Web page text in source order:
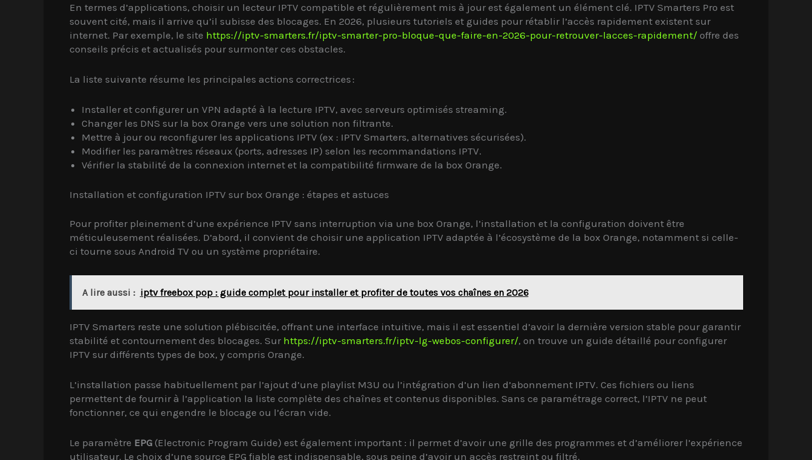
En termes d’applications, choisir un lecteur IPTV compatible et régulièrement mis à jour est également un élément clé. IPTV Smarters Pro est
souvent cité, mais il arrive qu’il subisse des blocages. En 2026, plusieurs tutoriels et guides pour rétablir l’accès rapidement existent sur
internet. Par exemple, le site https://iptv-smarters.fr/iptv-smarter-pro-bloque-que-faire-en-2026-pour-retrouver-lacces-rapidement/offre des
conseils précis et actualisés pour surmonter ces obstacles.
La liste suivante résume les principales actions correctrices :
Installer et configurer un VPN adapté à la lecture IPTV, avec serveurs optimisés streaming.
Changer les DNS sur la box Orange vers une solution non filtrante.
Mettre à jour ou reconfigurer les applications IPTV (ex : IPTV Smarters, alternatives sécurisées).
Modifier les paramètres réseaux (ports, adresses IP) selon les recommandations IPTV.
Vérifier la stabilité de la connexion internet et la compatibilité firmware de la box Orange.
Installation et configuration IPTV sur box Orange : étapes et astuces
Pour profiter pleinement d’une expérience IPTV sans interruption via une box Orange, l’installation et la configuration doivent être
méticuleusement réalisées. D’abord, il convient de choisir une application IPTV adaptée à l’écosystème de la box Orange, notamment si celle-
ci tourne sous Android TV ou un système propriétaire.
A lire aussi : iptv freebox pop : guide complet pour installer et profiter de toutes vos chaînes en 2026
IPTV Smarters reste une solution plébiscitée, offrant une interface intuitive, mais il est essentiel d’avoir la dernière version stable pour garantir
stabilité et contournement des blocages. Sur https://iptv-smarters.fr/iptv-lg-webos-configurer/, on trouve un guide détaillé pour configurer
IPTV sur différents types de box, y compris Orange.
L’installation passe habituellement par l’ajout d’une playlist M3U ou l’intégration d’un lien d’abonnement IPTV. Ces fichiers ou liens
permettent de fournir à l’application la liste complète des chaînes et contenus disponibles. Sans ce paramétrage correct, l’IPTV ne peut
fonctionner, ce qui engendre le blocage ou l’écran vide.
Le paramètre EPG(Electronic Program Guide) est également important : il permet d’avoir une grille des programmes et d’améliorer l’expérience
utilisateur. Le choix d’une source EPG fiable est indispensable, sous peine d’avoir un accès restreint ou filtré.